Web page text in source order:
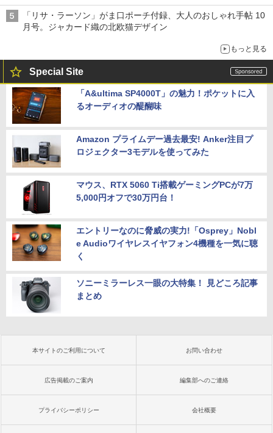
「リサ・ラーソン」がま口ポーチ付録、大人のおしゃれ手帖 10
月号。ジャカード織の北欧猫デザイン
もっと見る
Special Site
「A&ultima SP4000T」の魅力！ポケットに入
るオーディオの醍醐味
Amazon プライムデー過去最安! Anker注目プ
ロジェクター3モデルを使ってみた
マウス、RTX 5060 Ti搭載ゲーミングPCが7万
5,000円オフで30万円台！
エントリーなのに脅威の実力!「Osprey」Nobl
e Audioワイヤレスイヤフォン4機種を一気に聴
く
ソニーミラーレス一眼の大特集！ 見どころ記事
まとめ
本サイトのご利用について お問い合わせ
広告掲載のご案内 編集部へのご連絡
プライバシーポリシー 会社概要